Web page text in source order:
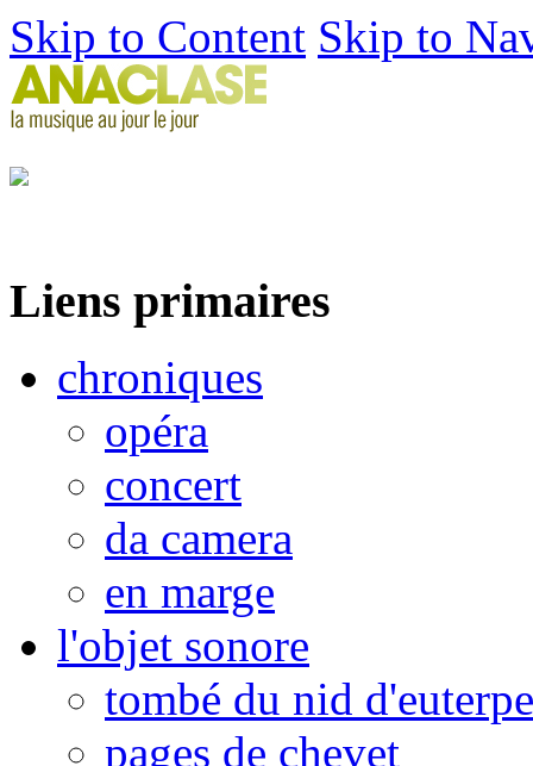
Skip to Content Skip to
Liens primaires
chroniques
opéra
concert
da camera
en marge
l'objet sonore
tombé du nid d'euterpe
pages de chevet